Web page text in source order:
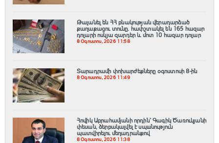
Թալանել են ՀՀ բնակության վերադարձած
քաղաքացու տունը․ հափշտակել են 165 հազար
դոլարի ոսկյա զարդեր և մոտ 10 հազար դոլար
8 Օգոստոս, 2026 11:58
Տարադրամի փոխարժեքները օգոստոսի 8-ին
8 Օգոստոս, 2026 11:49
Հովիկ Աբրահամյանի որդին՝ Գագիկ Ծառուկյանի
փեսան, ձերբակալվել է սպшնություն
պատվիրելու մեղադրանքով
8 Օգոստոս, 2026 11:38